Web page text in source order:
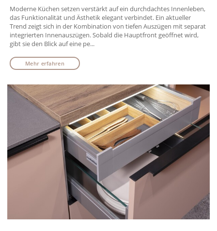
Moderne Küchen setzen verstärkt auf ein durchdachtes Innenleben,
das Funktionalität und Ästhetik elegant verbindet. Ein aktueller
Trend zeigt sich in der Kombination von tiefen Auszügen mit separat
integrierten Innenauszügen. Sobald die Hauptfront geöffnet wird,
gibt sie den Blick auf eine pe...
Mehr erfahren